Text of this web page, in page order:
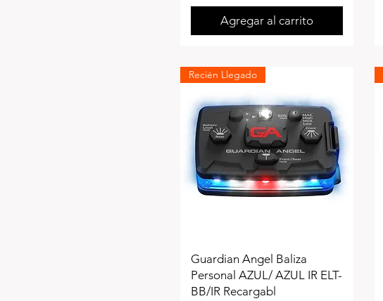
Agregar al carrito
Recién Llegado
Guardian Angel Baliza
Personal AZUL/ AZUL IR ELT-
BB/IR Recargabl